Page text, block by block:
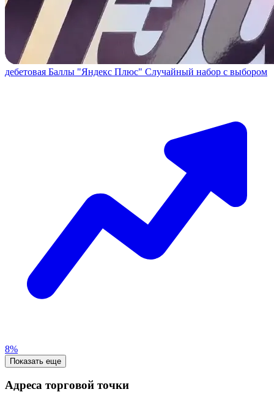
дебетовая Баллы "Яндекс Плюс" Случайный набор с выбором
8%
Показать еще
Адреса торговой точки